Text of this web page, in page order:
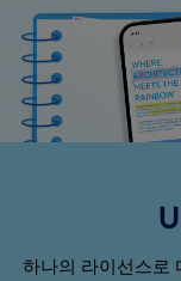
하나의 라이선스로